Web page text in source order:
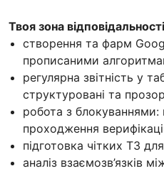
Твоя зона
створення та фарм
прописаними
регулярна звітність у
структуровані та
робота з блокуваннями:
проходження
підготовка чітких ТЗ для
аналіз взаємозв’язків